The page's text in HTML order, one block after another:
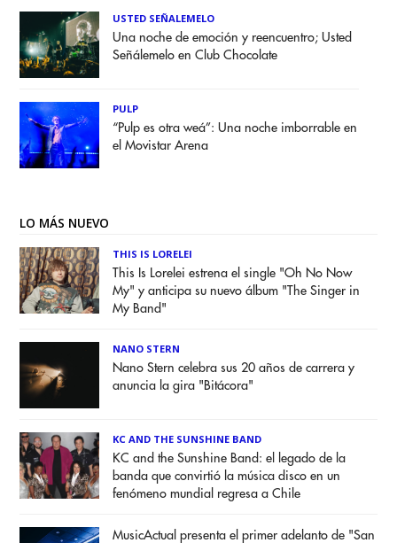
USTED SEÑALEMELO
Una noche de emoción y reencuentro; Usted
Señálemelo en Club Chocolate
PULP
“Pulp es otra weá”: Una noche imborrable en
el Movistar Arena
LO MÁS NUEVO
THIS IS LORELEI
This Is Lorelei estrena el single "Oh No Now
My" y anticipa su nuevo álbum "The Singer in
My Band"
NANO STERN
Nano Stern celebra sus 20 años de carrera y
anuncia la gira "Bitácora"
KC AND THE SUNSHINE BAND
KC and the Sunshine Band: el legado de la
banda que convirtió la música disco en un
fenómeno mundial regresa a Chile
MusicActual presenta el primer adelanto de "San